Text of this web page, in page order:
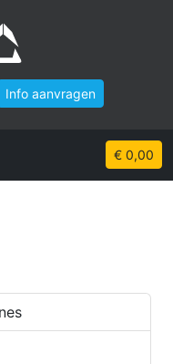
Info aanvragen
€ 0,00